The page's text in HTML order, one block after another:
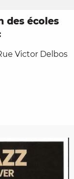
des écoles
Victor Delbos